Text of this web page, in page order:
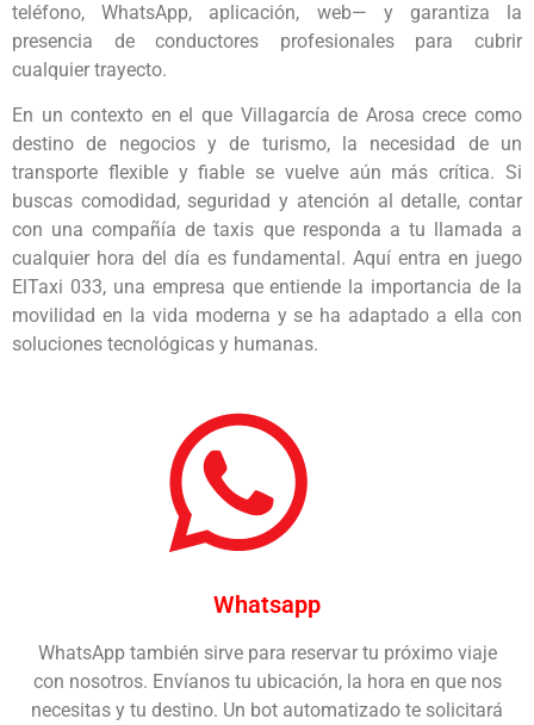
teléfono, WhatsApp, aplicación, web— y garantiza la
presencia de conductores profesionales para cubrir
cualquier trayecto.
En un contexto en el que Villagarcía de Arosa crece como
destino de negocios y de turismo, la necesidad de un
transporte flexible y fiable se vuelve aún más crítica. Si
buscas comodidad, seguridad y atención al detalle, contar
con una compañía de taxis que responda a tu llamada a
cualquier hora del día es fundamental. Aquí entra en juego
ElTaxi 033, una empresa que entiende la importancia de la
movilidad en la vida moderna y se ha adaptado a ella con
soluciones tecnológicas y humanas.
Whatsapp
WhatsApp también sirve para reservar tu próximo viaje
con nosotros. Envíanos tu ubicación, la hora en que nos
necesitas y tu destino. Un bot automatizado te solicitará